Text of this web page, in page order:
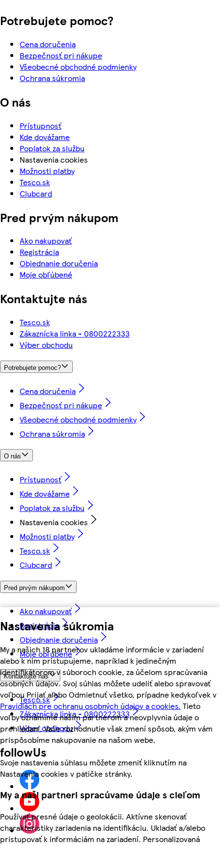
Nastavenia súkromia
My a našich 18 partnerov ukladáme informácie v zariadení
alebo k nim pristupujeme, napríklad k jedinečným
identifikátorom v súboroch cookie, za účelom spracúvania
osobných údajov. Svoj súhlas môžete udeliť alebo spravovať
voľbou Prijať alebo Odmietnuť všetko, prípadne kedykoľvek v
Pravidlách pre ochranu osobných údajov a cookies. Tieto
voľby oznámime našim partnerom a neovplyvnia údaje o
prehliadaní. Vaše rozhodnutie však zmení spôsob, akým vám
prispôsobíme nakupovanie na našom webe.
Svoje nastavenia súhlasu môžete zmeniť kliknutím na
Nastavenia cookies v pätičke stránky.
My a naši partneri spracúvame údaje s cieľom
Používať presné údaje o geolokácii. Aktívne skenovať
charakteristiky zariadenia na identifikáciu. Ukladať a/alebo
pristupovať k informáciám na zariadení. Personalizovaná
Potrebujete pomoc?
Cena doručenia
Bezpečnosť pri nákupe
Všeobecné obchodné podmienky
Ochrana súkromia
O nás
Prístupnosť
Kde dovážame
Poplatok za službu
Nastavenia cookies
Možnosti platby
Tesco.sk
Clubcard
Pred prvým nákupom
Ako nakupovať
Registrácia
Objednanie doručenia
Moje obľúbené
Kontaktujte nás
Tesco.sk
Zákaznícka linka - 0800222333
Výber obchodu
Potrebujete pomoc?
Cena doručenia
Bezpečnosť pri nákupe
Všeobecné obchodné podmienky
Ochrana súkromia
O nás
Prístupnosť
Kde dovážame
Poplatok za službu
Nastavenia cookies
Možnosti platby
Tesco.sk
Clubcard
Pred prvým nákupom
Ako nakupovať
Registrácia
Objednanie doručenia
Moje obľúbené
Kontaktujte nás
Tesco.sk
Zákaznícka linka - 0800222333
Výber obchodu
followUs